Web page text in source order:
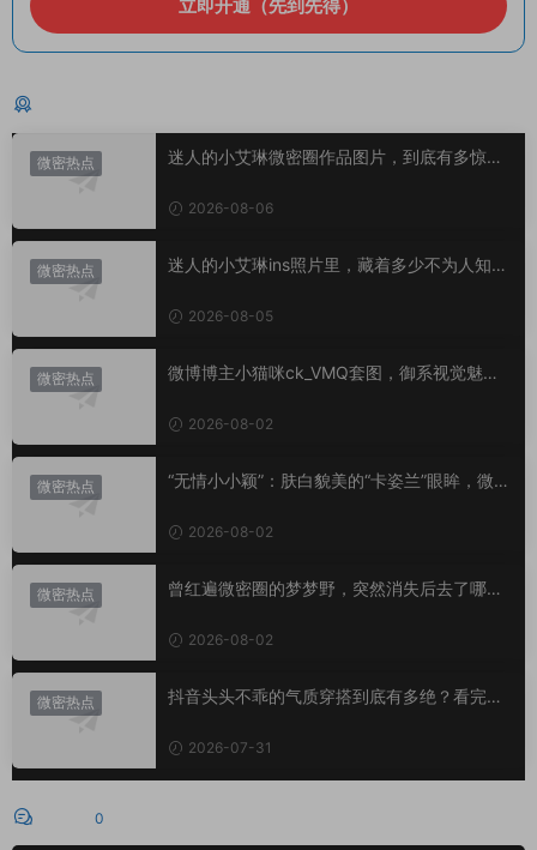
立即开通（先到先得）
微密热点
迷人的小艾琳微密圈作品图片，到底有多惊
2026-08-06
微密热点
迷人的小艾琳ins照片里，藏着多少不为人知的
2026-08-05
微密热点
微博博主小猫咪ck_VMQ套图，御系视觉魅力
2026-08-02
微密热点
“无情小小颖”：肤白貌美的“卡姿兰”眼眸，微密
2026-08-02
微密热点
曾红遍微密圈的梦梦野，突然消失后去了哪
2026-08-02
微密热点
抖音头头不乖的气质穿搭到底有多绝？看完想
2026-07-31
0